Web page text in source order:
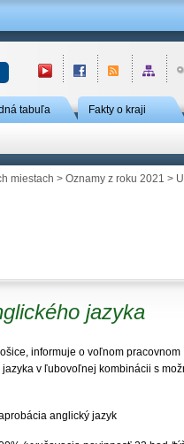
tabuľa Fakty o kraji
miestach > Oznamy z roku 2021 >
jazyka
informuje o voľnom pracovnom
v ľubovoľnej kombinácii s
anglický jazyk